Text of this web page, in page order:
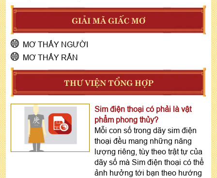
GIẢI MÃ GIẤC MƠ
MƠ THẤY NGƯỜI
MƠ THẤY RẮN
THƯ VIỆN TỔNG HỢP
Sim điện thoại có phải là vật
phẩm phong thủy?
Mỗi con số trong dãy sim điện
thoại đều mang những năng
lượng riêng, tùy theo trật tự của
dãy số mà Sim điện thoại có thể
ảnh hưởng tới bạn theo hướng